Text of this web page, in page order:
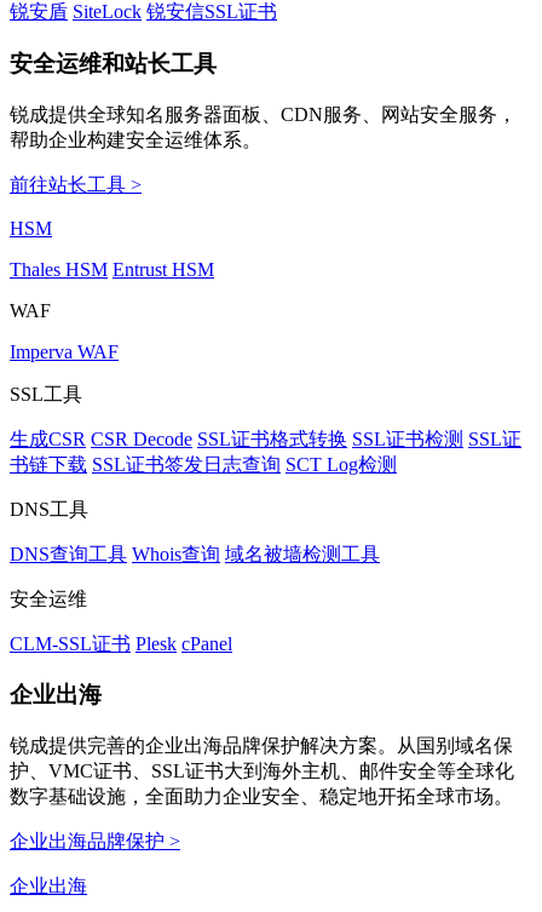
锐安盾 SiteLock 锐安信SSL证书
安全运维和站长工具
锐成提供全球知名服务器面板、CDN服务、网站安全服务，
帮助企业构建安全运维体系。
前往站长工具 >
HSM
Thales HSM Entrust HSM
WAF
Imperva WAF
SSL工具
生成CSR CSR Decode SSL证书格式转换 SSL证书检测 SSL证
书链下载 SSL证书签发日志查询 SCT Log检测
DNS工具
DNS查询工具 Whois查询 域名被墙检测工具
安全运维
CLM-SSL证书 Plesk cPanel
企业出海
锐成提供完善的企业出海品牌保护解决方案。从国别域名保
护、VMC证书、SSL证书大到海外主机、邮件安全等全球化
数字基础设施，全面助力企业安全、稳定地开拓全球市场。
企业出海品牌保护 >
企业出海